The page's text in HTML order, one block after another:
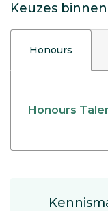
Keuzes
Honours
Honours